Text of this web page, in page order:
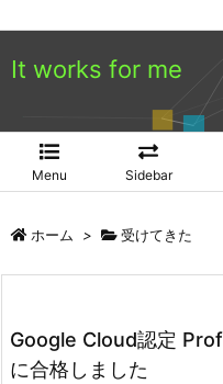
It works for me
Menu Sidebar
ホーム > 受けてきた
Google Cloud認定
に合格しました